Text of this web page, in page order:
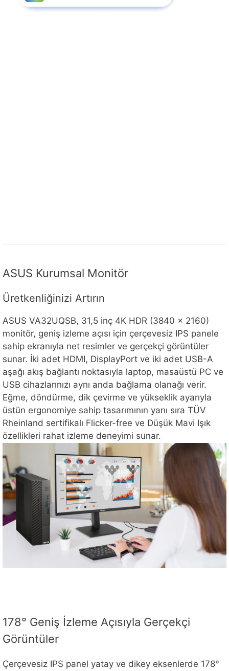
ASUS Kurumsal Monitör
Üretkenliğinizi Artırın
ASUS VA32UQSB, 31,5 inç 4K HDR (3840 x 2160)
monitör, geniş izleme açısı için çerçevesiz IPS panele
sahip ekranıyla net resimler ve gerçekçi görüntüler
sunar. İki adet HDMI, DisplayPort ve iki adet USB-A
aşağı akış bağlantı noktasıyla laptop, masaüstü PC ve
USB cihazlarınızı aynı anda bağlama olanağı verir.
Eğme, döndürme, dik çevirme ve yükseklik ayarıyla
üstün ergonomiye sahip tasarımının yanı sıra TÜV
Rheinland sertifikalı Flicker-free ve Düşük Mavi Işık
özellikleri rahat izleme deneyimi sunar.
178° Geniş İzleme Açısıyla Gerçekçi
Görüntüler
Çerçevesiz IPS panel yatay ve dikey eksenlerde 178°